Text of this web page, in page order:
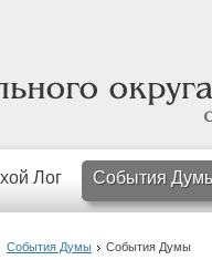
Лог События
События Думы События Думы